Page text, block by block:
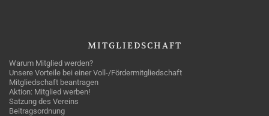
MITGLIEDSCHAFT
Warum Mitglied werden?
Unsere Vorteile bei einer Voll-/Fördermitgliedschaft
Mitgliedschaft beantragen
Aktion: Mitglied werben!
Satzung des Vereins
Beitragsordnung